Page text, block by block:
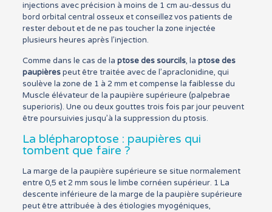
injections avec précision à moins de 1 cm au-dessus du
bord orbital central osseux et conseillez vos patients de
rester debout et de ne pas toucher la zone injectée
plusieurs heures après l’injection.
Comme dans le cas de la ptose des sourcils, la ptose des
paupièrespeut être traitée avec de l’apraclonidine, qui
soulève la zone de 1 à 2 mm et compense la faiblesse du
Muscle élévateur de la paupière supérieure (palpebrae
superioris). Une ou deux gouttes trois fois par jour peuvent
être poursuivies jusqu’à la suppression du ptosis.
La blépharoptose : paupières qui
tombent que faire ?
La marge de la paupière supérieure se situe normalement
entre 0,5 et 2 mm sous le limbe cornéen supérieur. 1 La
descente inférieure de la marge de la paupière supérieure
peut être attribuée à des étiologies myogéniques,